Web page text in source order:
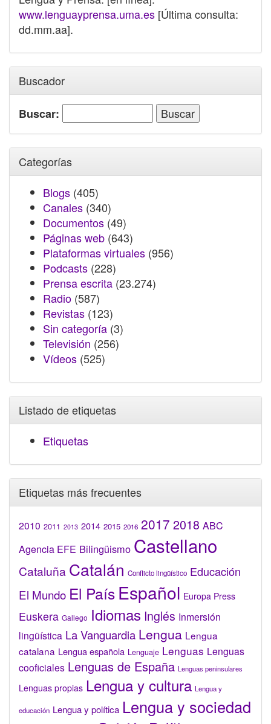
www.lenguayprensa.uma.es [Última consulta:
dd.mm.aa].
Buscador
Buscar:
Categorías
Blogs (405)
Canales (340)
Documentos (49)
Páginas web (643)
Plataformas virtuales (956)
Podcasts (228)
Prensa escrita (23.274)
Radio (587)
Revistas (123)
Sin categoría (3)
Televisión (256)
Vídeos (525)
Listado de etiquetas
Etiquetas
Etiquetas más frecuentes
2010 2011 2013 2014 2015 2016 2017 2018 ABC
Agencia EFE Bilingüismo Castellano
Cataluña Catalán Conflicto lingüístico Educación
El Mundo El País Español Europa Press
Euskera Gallego Idiomas Inglés Inmersión
lingüística La Vanguardia Lengua Lengua
catalana Lengua española Lenguaje Lenguas Lenguas
cooficiales Lenguas de España Lenguas peninsulares
Lenguas propias Lengua y cultura Lengua y
educación Lengua y política Lengua y sociedad